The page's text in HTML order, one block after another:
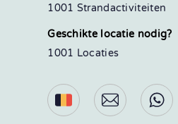
1001 Strandactiviteiten
Geschikte locatie nodig?
1001 Locaties